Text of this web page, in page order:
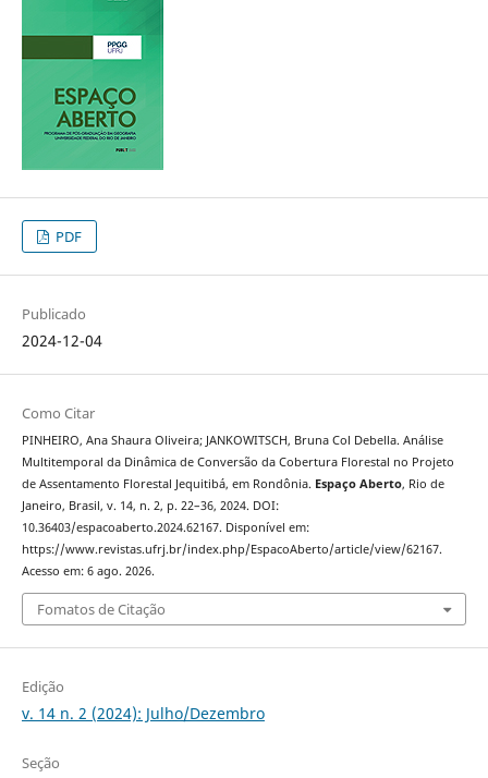
PDF
Publicado
2024-12-04
Como Citar
PINHEIRO, Ana Shaura Oliveira; JANKOWITSCH, Bruna Col Debella. Análise
Multitemporal da Dinâmica de Conversão da Cobertura Florestal no Projeto
de Assentamento Florestal Jequitibá, em Rondônia. Espaço Aberto, Rio de
Janeiro, Brasil, v. 14, n. 2, p. 22–36, 2024. DOI:
10.36403/espacoaberto.2024.62167. Disponível em:
https://www.revistas.ufrj.br/index.php/EspacoAberto/article/view/62167.
Acesso em: 6 ago. 2026.
Fomatos de Citação
Edição
v. 14 n. 2 (2024): Julho/Dezembro
Seção